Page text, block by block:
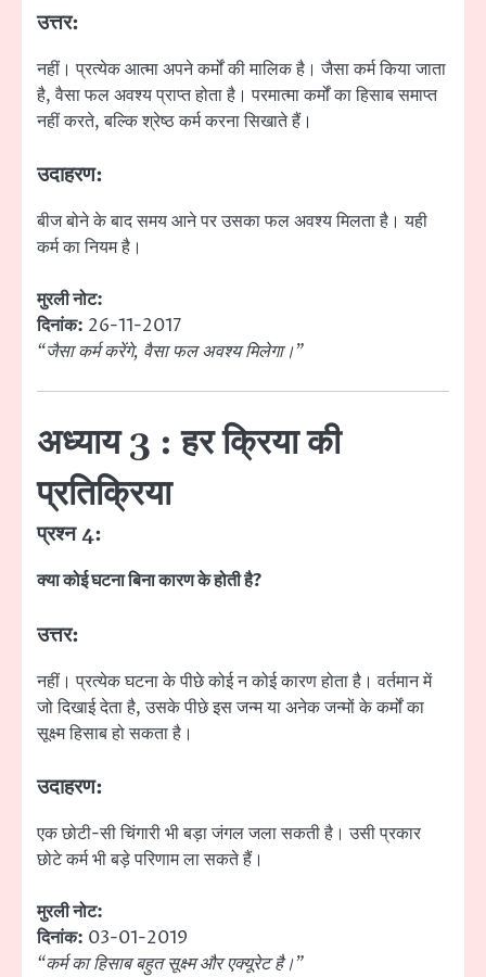
उत्तर:
नहीं। प्रत्येक आत्मा अपने कर्मों की मालिक है। जैसा कर्म किया जाता
है, वैसा फल अवश्य प्राप्त होता है। परमात्मा कर्मों का हिसाब समाप्त
नहीं करते, बल्कि श्रेष्ठ कर्म करना सिखाते हैं।
उदाहरण:
बीज बोने के बाद समय आने पर उसका फल अवश्य मिलता है। यही
कर्म का नियम है।
मुरली नोट:
दिनांक: 26-11-2017
“जैसा कर्म करेंगे, वैसा फल अवश्य मिलेगा।”
अध्याय 3 : हर क्रिया की
प्रतिक्रिया
प्रश्न 4:
क्या कोई घटना बिना कारण के होती है?
उत्तर:
नहीं। प्रत्येक घटना के पीछे कोई न कोई कारण होता है। वर्तमान में
जो दिखाई देता है, उसके पीछे इस जन्म या अनेक जन्मों के कर्मों का
सूक्ष्म हिसाब हो सकता है।
उदाहरण:
एक छोटी-सी चिंगारी भी बड़ा जंगल जला सकती है। उसी प्रकार
छोटे कर्म भी बड़े परिणाम ला सकते हैं।
मुरली नोट:
दिनांक: 03-01-2019
“कर्म का हिसाब बहुत सूक्ष्म और एक्यूरेट है।”